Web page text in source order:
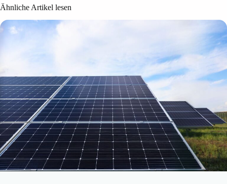
Ähnliche Artikel lesen